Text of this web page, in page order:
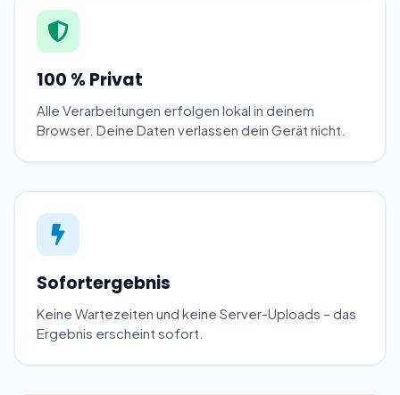
100 % Privat
Alle Verarbeitungen erfolgen lokal in deinem
Browser. Deine Daten verlassen dein Gerät nicht.
Sofortergebnis
Keine Wartezeiten und keine Server-Uploads – das
Ergebnis erscheint sofort.